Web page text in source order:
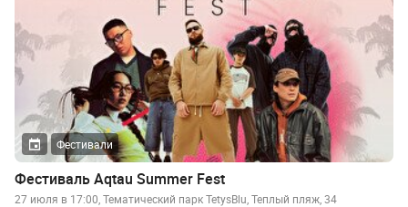
Фестивали
Фестиваль Aqtau Summer Fest
27 июля в 17:00, Тематический парк TetysBlu, Теплый пляж, 34